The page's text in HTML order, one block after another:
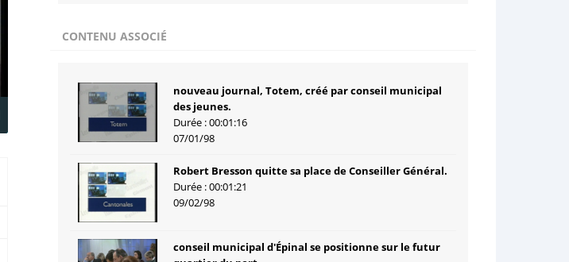
CONTENU ASSOCIÉ
nouveau journal, Totem, créé par conseil municipal
des jeunes.
Durée : 00:01:16
07/01/98
Robert Bresson quitte sa place de Conseiller Général.
Durée : 00:01:21
09/02/98
conseil municipal d'Épinal se positionne sur le futur